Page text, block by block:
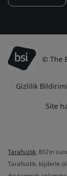
© The
Gizlilik Bildirimi
Site
Tarafsızlık, BSI’ın
Tarafsızlık, kişilerle